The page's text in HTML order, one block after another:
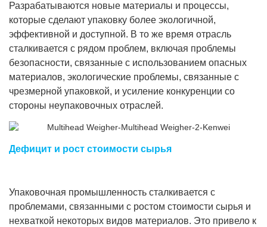
Разрабатываются новые материалы и процессы,
которые сделают упаковку более экологичной,
эффективной и доступной. В то же время отрасль
сталкивается с рядом проблем, включая проблемы
безопасности, связанные с использованием опасных
материалов, экологические проблемы, связанные с
чрезмерной упаковкой, и усиление конкуренции со
стороны неупаковочных отраслей.
Дефицит и рост стоимости сырья
Упаковочная промышленность сталкивается с
проблемами, связанными с ростом стоимости сырья и
нехваткой некоторых видов материалов. Это привело к